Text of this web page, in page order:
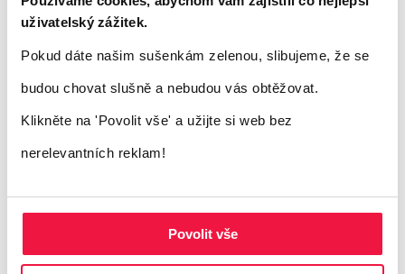
uživatelský zážitek.
Pokud dáte našim sušenkám zelenou, slibujeme, že se
budou chovat slušně a nebudou vás obtěžovat.
Klikněte na 'Povolit vše' a užijte si web bez
nerelevantních reklam!
Povolit vše
značky nebo nového produktu právě v
obsahové síti Sklik a AdWords.
Zpoplatnění grafické
reklamy
Stejně jako ve vyhledávání, můžete i v
obsahové síti coby inzerent platit grafickou